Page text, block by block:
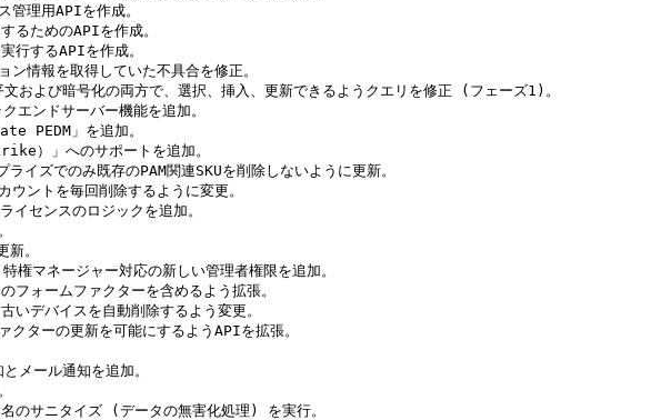
理用APIを作成。
ためのAPIを作成。
するAPIを作成。
情報を取得していた不具合を修正。
暗号化の両方で、選択、挿入、更新できるようクエリを修正 (フェーズ1)。
ンドサーバー機能を追加。
PEDM」を追加。
」へのサポートを追加。
ズでのみ既存のPAM関連SKUを削除しないように更新。
ントを毎回削除するように変更。
センスのロジックを追加。
。
ネージャー対応の新しい管理者権限を追加。
ームファクターを含めるよう拡張。
デバイスを自動削除するよう変更。
ターの更新を可能にするようAPIを拡張。
ール通知を追加。
サニタイズ (データの無害化処理) を実行。